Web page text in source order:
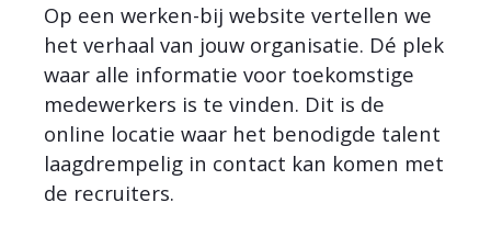
Op een werken-bij website vertellen we
het verhaal van jouw organisatie. Dé plek
waar alle informatie voor toekomstige
medewerkers is te vinden. Dit is de
online locatie waar het benodigde talent
laagdrempelig in contact kan komen met
de recruiters.